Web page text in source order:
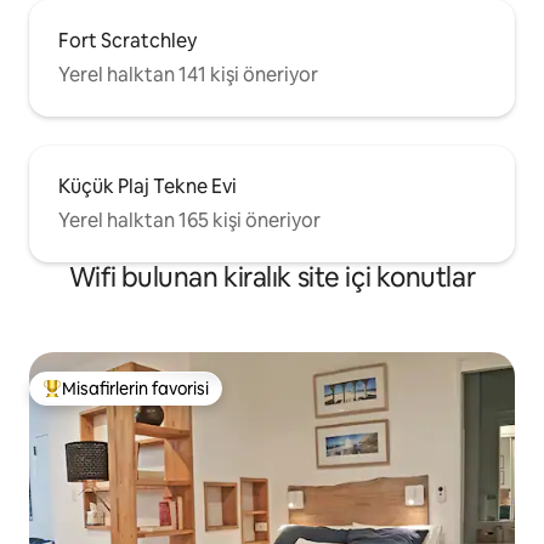
Fort Scratchley
Yerel halktan 141 kişi öneriyor
Küçük Plaj Tekne Evi
Yerel halktan 165 kişi öneriyor
Wifi bulunan kiralık site içi konutlar
Misafirlerin favorilerinden en beğenilenler arasında
Misafirlerin favorisi